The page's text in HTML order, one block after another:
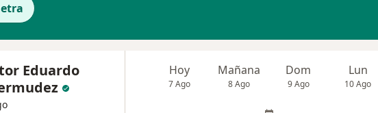
Eduardo
Hoy
7 Ago
Mañana
8 Ago
Dom
9 Ago
Lun
10 Ago